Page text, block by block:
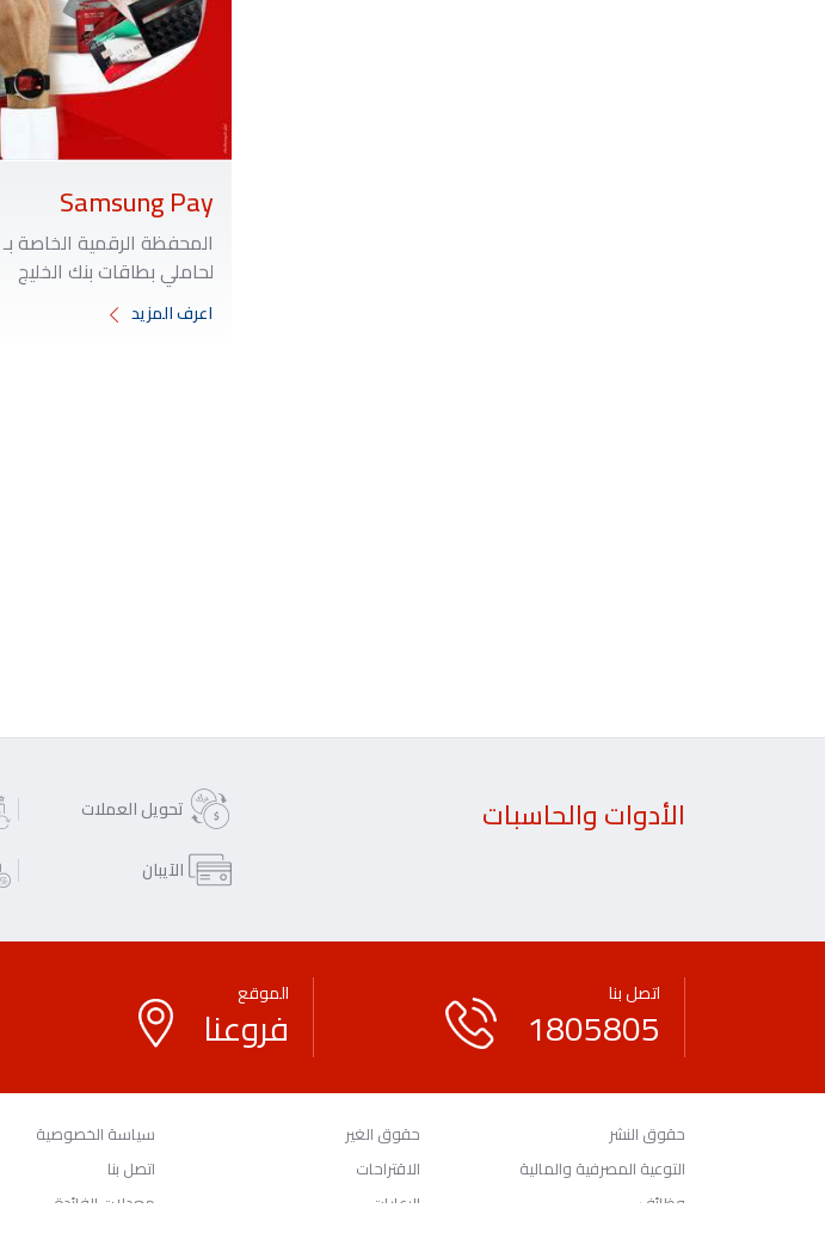
Samsung Pay
لحاملي بطاقات بنك الخليج
اعرف المزيد
الأدوات والحاسبات تحويل العملات
الآيبان
اتصل بنا
1805805
الموقع
فروعنا
حقوق النشر حقوق الغير سياسة الخصوصية
التوعية المصرفية والمالية
الاقتراحات اتصل بنا
وظائف
الرعايات معدلات الفائدة